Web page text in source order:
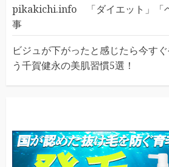
pikakichi.info 「ダイエット」「
事
ビジュが下がったと感じたら今す
う千賀健永の美肌習慣5選！